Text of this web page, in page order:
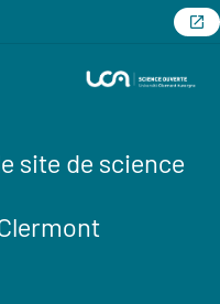
site de science